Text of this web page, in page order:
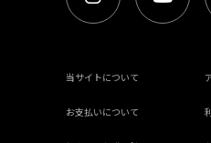
当サイトについて
お支払いについて